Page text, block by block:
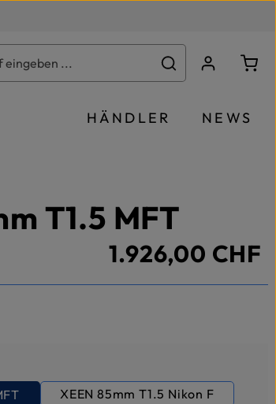
HÄNDLER NEWS
T1.5 MFT
1.926,00 CHF
XEEN 85mm T1.5 Nikon F